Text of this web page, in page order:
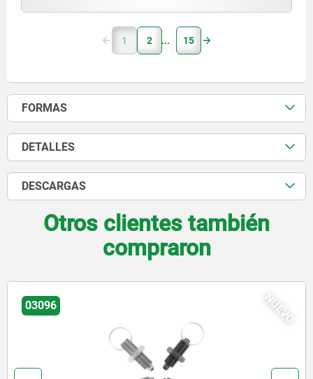
1 2 15
FORMAS
DETALLES
DESCARGAS
Otros clientes también
compraron
NUEVO
03092